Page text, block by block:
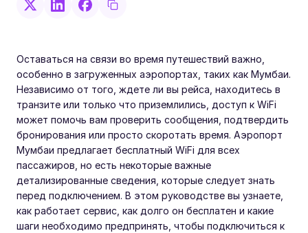
Оставаться на связи во время путешествий важно,
особенно в загруженных аэропортах, таких как Мумбаи.
Независимо от того, ждете ли вы рейса, находитесь в
транзите или только что приземлились, доступ к WiFi
может помочь вам проверить сообщения, подтвердить
бронирования или просто скоротать время. Аэропорт
Мумбаи предлагает бесплатный WiFi для всех
пассажиров, но есть некоторые важные
детализированные сведения, которые следует знать
перед подключением. В этом руководстве вы узнаете,
как работает сервис, как долго он бесплатен и какие
шаги необходимо предпринять, чтобы подключиться к